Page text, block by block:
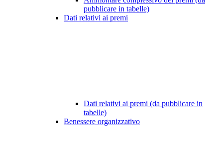
pubblicare in tabelle)
Dati relativi ai premi
Dati relativi ai premi (da pubblicare in
tabelle)
Benessere organizzativo